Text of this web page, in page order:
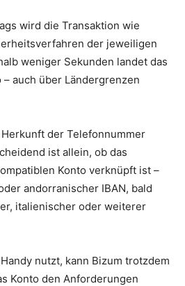
wird die Transaktion wie
der jeweiligen
weniger Sekunden landet das
auch über Ländergrenzen
der Telefonnummer
ist allein, ob das
Konto verknüpft ist –
andorranischer IBAN, bald
italienischer oder weiterer
nutzt, kann Bizum trotzdem
Konto den Anforderungen